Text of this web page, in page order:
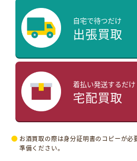
自宅で待つだけ
出張買取
着払い発送するだけ
宅配買取
お酒買取の際は身分証明書のコピーが必
準備ください。